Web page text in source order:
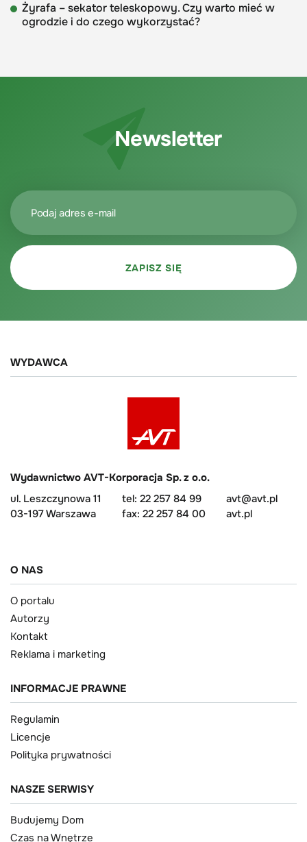
Żyrafa – sekator teleskopowy. Czy warto mieć w
ogrodzie i do czego wykorzystać?
Newsletter
WYDAWCA
Wydawnictwo AVT-Korporacja Sp. z o.o.
ul. Leszczynowa 11
03-197 Warszawa
tel: 22 257 84 99
fax: 22 257 84 00
avt@avt.pl
avt.pl
O NAS
O portalu
Autorzy
Kontakt
Reklama i marketing
INFORMACJE PRAWNE
Regulamin
Licencje
Polityka prywatności
NASZE SERWISY
Budujemy Dom
Czas na Wnętrze